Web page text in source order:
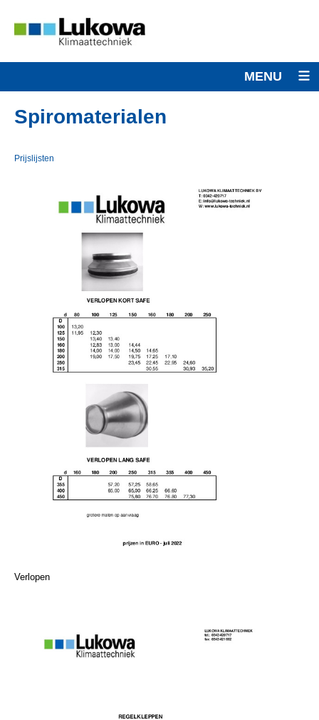
MENU
Spiromaterialen
Prijslijsten
Verlopen